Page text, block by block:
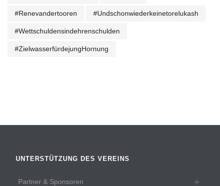
#renevandertooren #undschonwiederkeinetorelukash
#wettschuldensindehrenschulden
#zielwasserfürdejungHornung
UNTERSTÜTZUNG DES VEREINS
Partner & Sponsoren